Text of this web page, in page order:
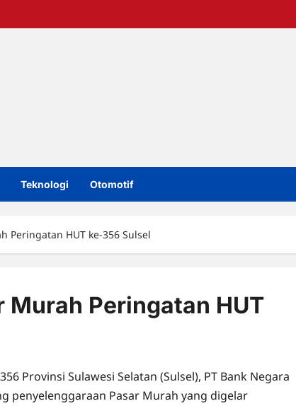
Teknologi Otomotif
Peringatan HUT ke-356 Sulsel
Murah Peringatan HUT
Provinsi Sulawesi Selatan (Sulsel), PT Bank Negara
penyelenggaraan Pasar Murah yang digelar